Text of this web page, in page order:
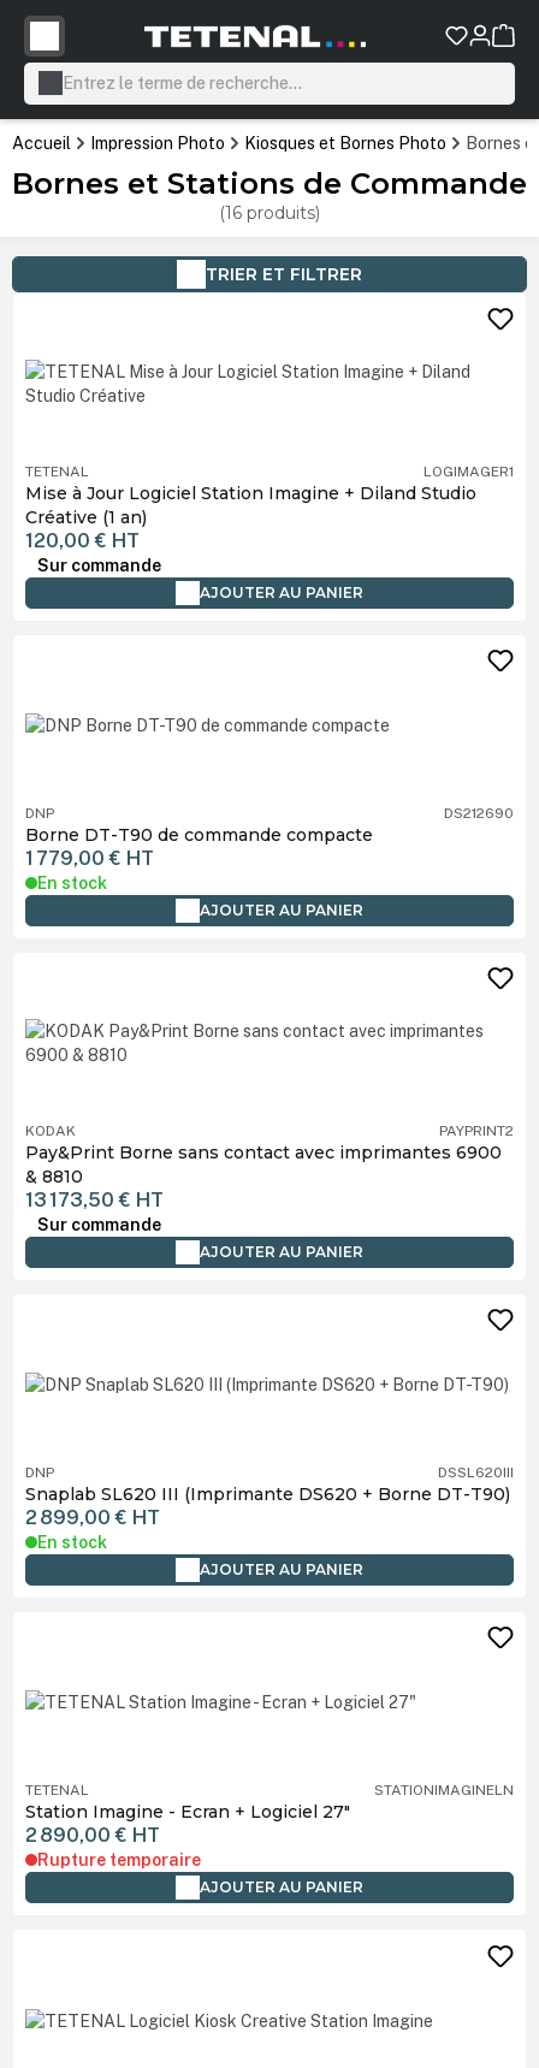
principal
Accueil Impression Photo Kiosques et Bornes Photo Bornes
Bornes et Stations de Commande
(16 produits)
TRIER ET FILTRER
TETENAL LOGIMAGER1
Mise à Jour Logiciel Station Imagine + Diland Studio
Créative (1 an)
120,00 € HT
Sur commande
AJOUTER AU PANIER
DNP DS212690
Borne DT-T90 de commande compacte
1 779,00 € HT
En stock
AJOUTER AU PANIER
KODAK PAYPRINT2
Pay&Print Borne sans contact avec imprimantes 6900
& 8810
13 173,50 € HT
Sur commande
AJOUTER AU PANIER
DNP DSSL620III
Snaplab SL620 III (Imprimante DS620 + Borne DT-T90)
2 899,00 € HT
En stock
AJOUTER AU PANIER
TETENAL STATIONIMAGINELN
Station Imagine - Ecran + Logiciel 27"
2 890,00 € HT
Rupture temporaire
AJOUTER AU PANIER